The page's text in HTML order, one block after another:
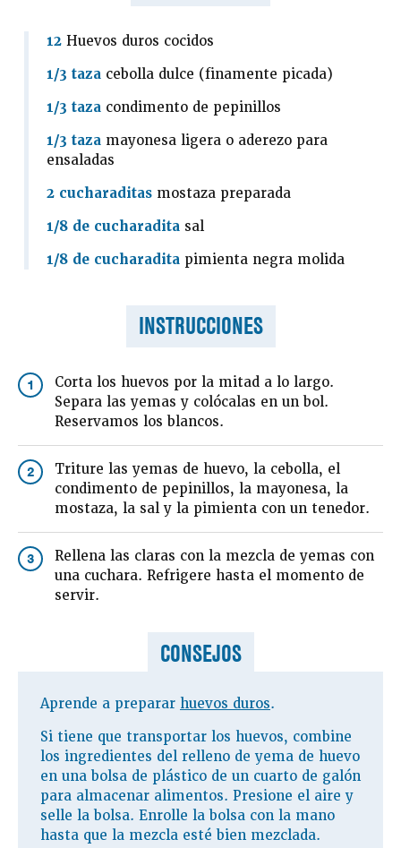
12 Huevos duros cocidos
1/3 taza cebolla dulce (finamente picada)
1/3 taza condimento de pepinillos
1/3 taza mayonesa ligera o aderezo para
ensaladas
2 cucharaditas mostaza preparada
1/8 de cucharadita sal
1/8 de cucharadita pimienta negra molida
INSTRUCCIONES
1
Corta los huevos por la mitad a lo largo.
Separa las yemas y colócalas en un bol.
Reservamos los blancos.
2
Triture las yemas de huevo, la cebolla, el
condimento de pepinillos, la mayonesa, la
mostaza, la sal y la pimienta con un tenedor.
3
Rellena las claras con la mezcla de yemas con
una cuchara. Refrigere hasta el momento de
servir.
CONSEJOS
Aprende a preparar huevos duros.
Si tiene que transportar los huevos, combine
los ingredientes del relleno de yema de huevo
en una bolsa de plástico de un cuarto de galón
para almacenar alimentos. Presione el aire y
selle la bolsa. Enrolle la bolsa con la mano
hasta que la mezcla esté bien mezclada.